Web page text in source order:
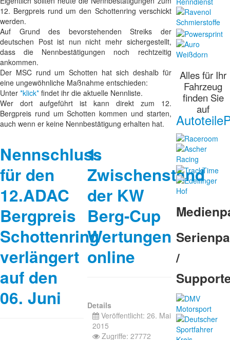
12. Bergpreis rund um den Schottenring verschickt
werden.
Auf Grund des bevorstehenden Streiks der
deutschen Post ist nun nicht mehr sichergestellt,
dass die Nennbestätigungen noch rechtzeitig
ankommen.
Der MSC rund um Schotten hat sich deshalb für
eine ungewöhnliche Maßnahme entschieden:
Unter *klick* findet ihr die aktuelle Nennliste.
Wer dort aufgeführt ist kann direkt zum 12.
Bergpreis rund um Schotten kommen und starten,
auch wenn er keine Nennbestätigung erhalten hat.
Nennschluss
für den
12.ADAC
Bergpreis
Schottenring
verlängert
auf den
06. Juni
1.
Zwischenstand
der KW
Berg-Cup
Wertungen
online
Details
Veröffentlicht: 26. Mai
2015
Zugriffe: 27772
Alles für Ihr
Fahrzeug
finden Sie
auf
/